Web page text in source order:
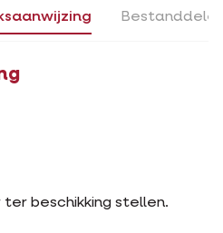
beschikking stellen.